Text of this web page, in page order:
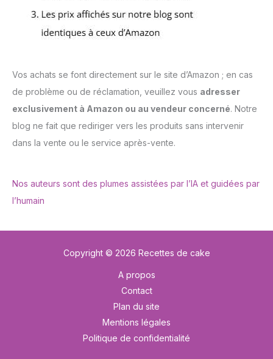
Vos achats se font directement sur le site d’Amazon ; en cas
de problème ou de réclamation, veuillez vous adresser
exclusivement à Amazon ou au vendeur concerné. Notre
blog ne fait que rediriger vers les produits sans intervenir
dans la vente ou le service après-vente.
Nos auteurs sont des plumes assistées par l’IA et guidées par
l’humain
Copyright © 2026 Recettes de cake
A propos
Contact
Plan du site
Mentions légales
Politique de confidentialité